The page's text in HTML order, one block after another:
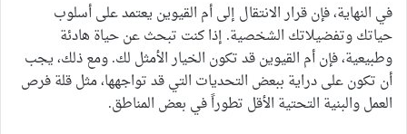
في النهاية، فإن قرار الانتقال إلى أم القيوين يعتمد على أسلوب
حياتك وتفضيلاتك الشخصية. إذا كنت تبحث عن حياة هادئة
وطبيعية، فإن أم القيوين قد تكون الخيار الأمثل لك. ومع ذلك، يجب
أن تكون على دراية ببعض التحديات التي قد تواجهها، مثل قلة فرص
العمل والبنية التحتية الأقل تطوراً في بعض المناطق.